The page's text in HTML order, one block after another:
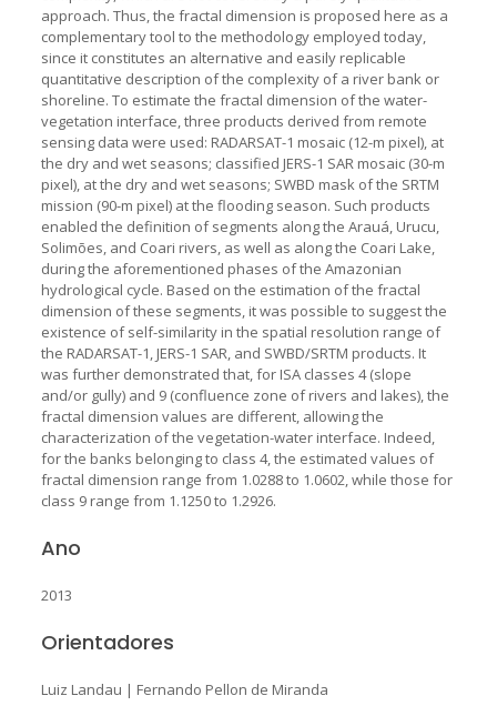
approach. Thus, the fractal dimension is proposed here as a
complementary tool to the methodology employed today,
since it constitutes an alternative and easily replicable
quantitative description of the complexity of a river bank or
shoreline. To estimate the fractal dimension of the water-
vegetation interface, three products derived from remote
sensing data were used: RADARSAT-1 mosaic (12-m pixel), at
the dry and wet seasons; classified JERS-1 SAR mosaic (30-m
pixel), at the dry and wet seasons; SWBD mask of the SRTM
mission (90-m pixel) at the flooding season. Such products
enabled the definition of segments along the Arauá, Urucu,
Solimões, and Coari rivers, as well as along the Coari Lake,
during the aforementioned phases of the Amazonian
hydrological cycle. Based on the estimation of the fractal
dimension of these segments, it was possible to suggest the
existence of self-similarity in the spatial resolution range of
the RADARSAT-1, JERS-1 SAR, and SWBD/SRTM products. It
was further demonstrated that, for ISA classes 4 (slope
and/or gully) and 9 (confluence zone of rivers and lakes), the
fractal dimension values are different, allowing the
characterization of the vegetation-water interface. Indeed,
for the banks belonging to class 4, the estimated values of
fractal dimension range from 1.0288 to 1.0602, while those for
class 9 range from 1.1250 to 1.2926.
Ano
2013
Orientadores
Luiz Landau | Fernando Pellon de Miranda